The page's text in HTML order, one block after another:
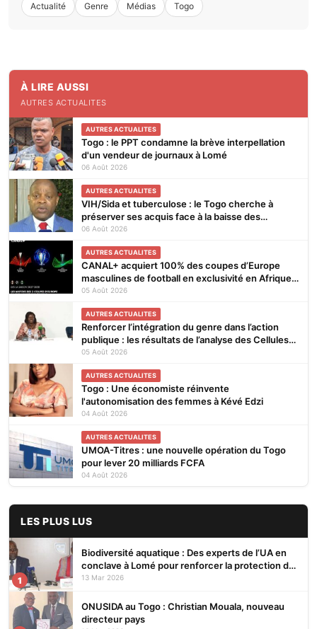
Actualité Genre Médias Togo
À LIRE AUSSI
AUTRES ACTUALITES
AUTRES ACTUALITES
Togo : le PPT condamne la brève interpellation
d'un vendeur de journaux à Lomé
06 Août 2026
AUTRES ACTUALITES
VIH/Sida et tuberculose : le Togo cherche à
préserver ses acquis face à la baisse des
financements
06 Août 2026
AUTRES ACTUALITES
CANAL+ acquiert 100% des coupes d’Europe
masculines de football en exclusivité en Afrique
subsaharienne pour 4 saisons jusqu’en 2031
05 Août 2026
AUTRES ACTUALITES
Renforcer l’intégration du genre dans l’action
publique : les résultats de l’analyse des Cellules
Focales Genre restitués à Lomé
05 Août 2026
AUTRES ACTUALITES
Togo : Une économiste réinvente
l'autonomisation des femmes à Kévé Edzi
04 Août 2026
AUTRES ACTUALITES
UMOA-Titres : une nouvelle opération du Togo
pour lever 20 milliards FCFA
04 Août 2026
LES PLUS LUS
1
Biodiversité aquatique : Des experts de l’UA en
conclave à Lomé pour renforcer la protection des
écosystèmes
13 Mar 2026
ONUSIDA au Togo : Christian Mouala, nouveau
directeur pays